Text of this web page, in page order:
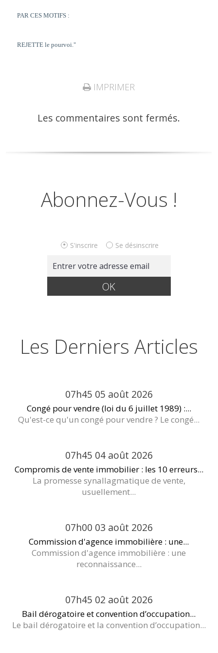
PAR CES MOTIFS :
REJETTE le pourvoi."
IMPRIMER
Les commentaires sont fermés.
Abonnez-Vous !
S'inscrire Se désinscrire
Les Derniers Articles
07h45 05 août 2026
Congé pour vendre (loi du 6 juillet 1989) :...
Qu'est-ce qu'un congé pour vendre ? Le congé...
07h45 04 août 2026
Compromis de vente immobilier : les 10 erreurs...
La promesse synallagmatique de vente,
usuellement...
07h00 03 août 2026
Commission d'agence immobilière : une...
Commission d'agence immobilière : une
reconnaissance...
07h45 02 août 2026
Bail dérogatoire et convention d’occupation...
Le bail dérogatoire et la convention d’occupation...